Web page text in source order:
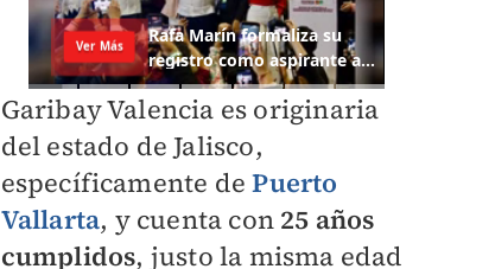
Garibay Valencia es originaria
del estado de Jalisco,
específicamente dePuerto
Vallarta, y cuenta con 25 años
cumplidos, justo la misma edad